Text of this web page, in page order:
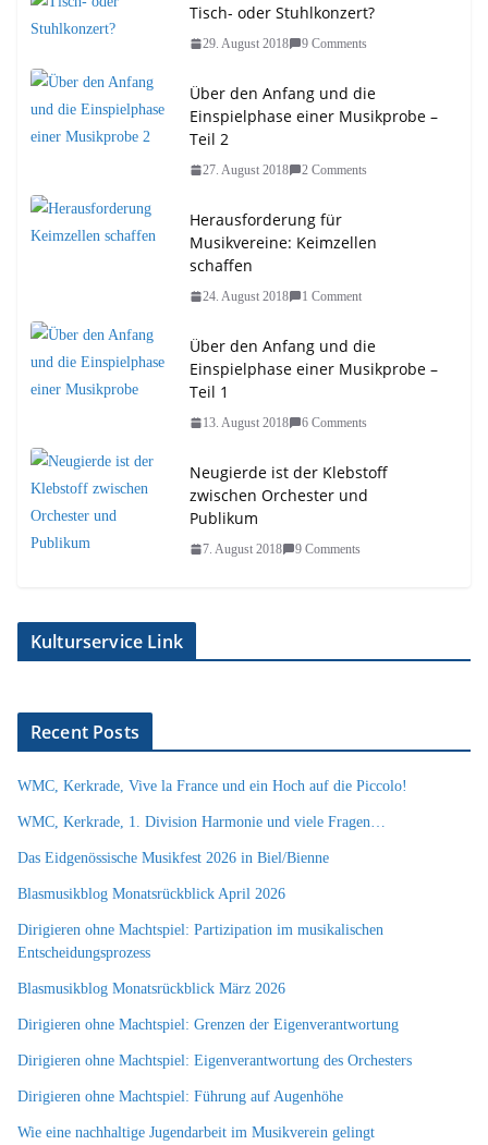
Tisch- oder Stuhlkonzert?
29. August 2018 9 Comments
Über den Anfang und die
Einspielphase einer Musikprobe –
Teil 2
27. August 2018 2 Comments
Herausforderung für
Musikvereine: Keimzellen
schaffen
24. August 2018 1 Comment
Über den Anfang und die
Einspielphase einer Musikprobe –
Teil 1
13. August 2018 6 Comments
Neugierde ist der Klebstoff
zwischen Orchester und
Publikum
7. August 2018 9 Comments
Kulturservice Link
Recent Posts
WMC, Kerkrade, Vive la France und ein Hoch auf die Piccolo!
WMC, Kerkrade, 1. Division Harmonie und viele Fragen…
Das Eidgenössische Musikfest 2026 in Biel/Bienne
Blasmusikblog Monatsrückblick April 2026
Dirigieren ohne Machtspiel: Partizipation im musikalischen
Entscheidungsprozess
Blasmusikblog Monatsrückblick März 2026
Dirigieren ohne Machtspiel: Grenzen der Eigenverantwortung
Dirigieren ohne Machtspiel: Eigenverantwortung des Orchesters
Dirigieren ohne Machtspiel: Führung auf Augenhöhe
Wie eine nachhaltige Jugendarbeit im Musikverein gelingt